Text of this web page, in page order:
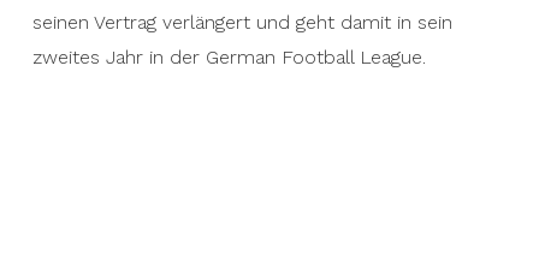
seinen Vertrag verlängert und geht damit in sein
zweites Jahr in der German Football League.